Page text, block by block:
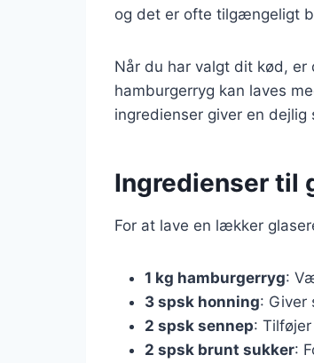
og det er ofte tilgængeligt
Når du har valgt dit kød,
hamburgerryg kan laves
ingredienser giver en
Ingredienser til
For at lave en lækker
1 kg hamburgerryg:
3 spsk honning: Giver
2 spsk sennep:
2 spsk brunt sukker: